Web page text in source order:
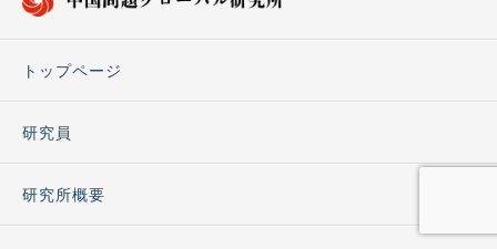
トップページ
研究員
研究所概要